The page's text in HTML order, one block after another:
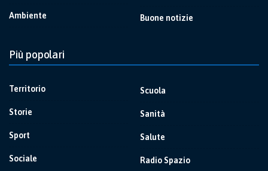
Ambiente Buone notizie
Più popolari
Territorio
Storie
Sport
Sociale
Scuola
Sanità
Salute
Radio Spazio